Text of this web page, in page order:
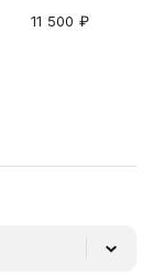
11 500 ₽